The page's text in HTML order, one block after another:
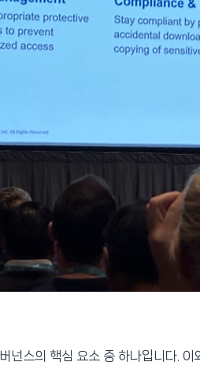
넌스의 핵심 요소 중 하나입니다.